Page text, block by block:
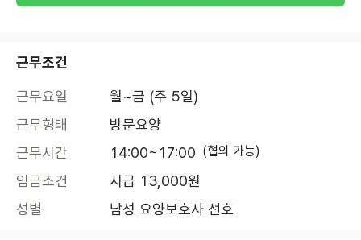
근무조건
근무요일
월~금 (주 5일)
근무형태
방문요양
근무시간
14:00~17:00 (협의 가능)
임금조건
시급 13,000원
성별
남성 요양보호사 선호